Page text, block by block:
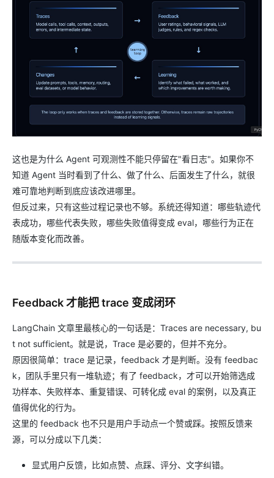
这也是为什么 Agent 可观测性不能只停留在"看日志"。如果你不
知道 Agent 当时看到了什么、做了什么、后面发生了什么，就很
难可靠地判断到底应该改进哪里。
但反过来，只有这些过程记录也不够。系统还得知道：哪些轨迹代
表成功，哪些代表失败，哪些失败值得变成 eval，哪些行为正在
随版本变化而改善。
Feedback 才能把 trace 变成闭环
LangChain 文章里最核心的一句话是：Traces are necessary, bu
t not sufficient。就是说，Trace 是必要的，但并不充分。
原因很简单：trace 是记录，feedback 才是判断。没有 feedbac
k，团队手里只有一堆轨迹；有了 feedback，才可以开始筛选成
功样本、失败样本、重复错误、可转化成 eval 的案例，以及真正
值得优化的行为。
这里的 feedback 也不只是用户手动点一个赞或踩。按照反馈来
源，可以分成以下几类：
显式用户反馈，比如点赞、点踩、评分、文字纠错。